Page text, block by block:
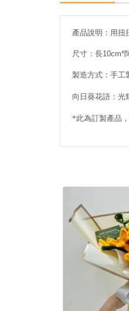
產品說明：用扭
尺寸：長10cm*
製造方式：手工
向日葵花語：光
*此為訂製產品